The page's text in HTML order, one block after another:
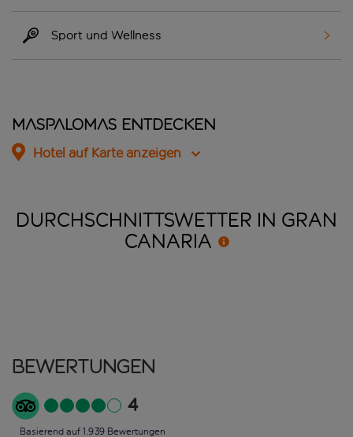
Sport und Wellness
Maspalomas entdecken
Hotel auf Karte anzeigen
DURCHSCHNITTSWETTER IN GRAN
CANARIA
Bewertungen
4
Basierend auf 1.939 Bewertungen